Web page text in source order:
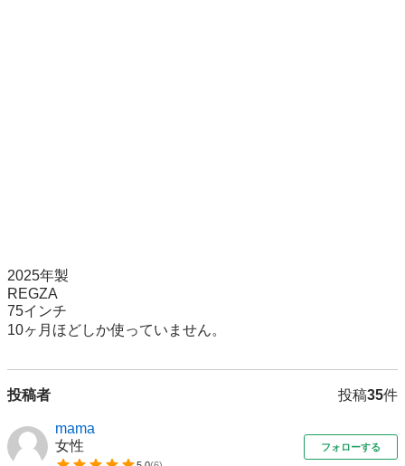
2025年製
REGZA
75インチ
10ヶ月ほどしか使っていません。
投稿者 投稿35件
mama
女性
フォローする